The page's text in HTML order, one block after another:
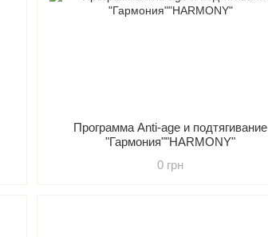
Программа Anti-age и подтягивание
"Гармония""HARMONY"
0 грн